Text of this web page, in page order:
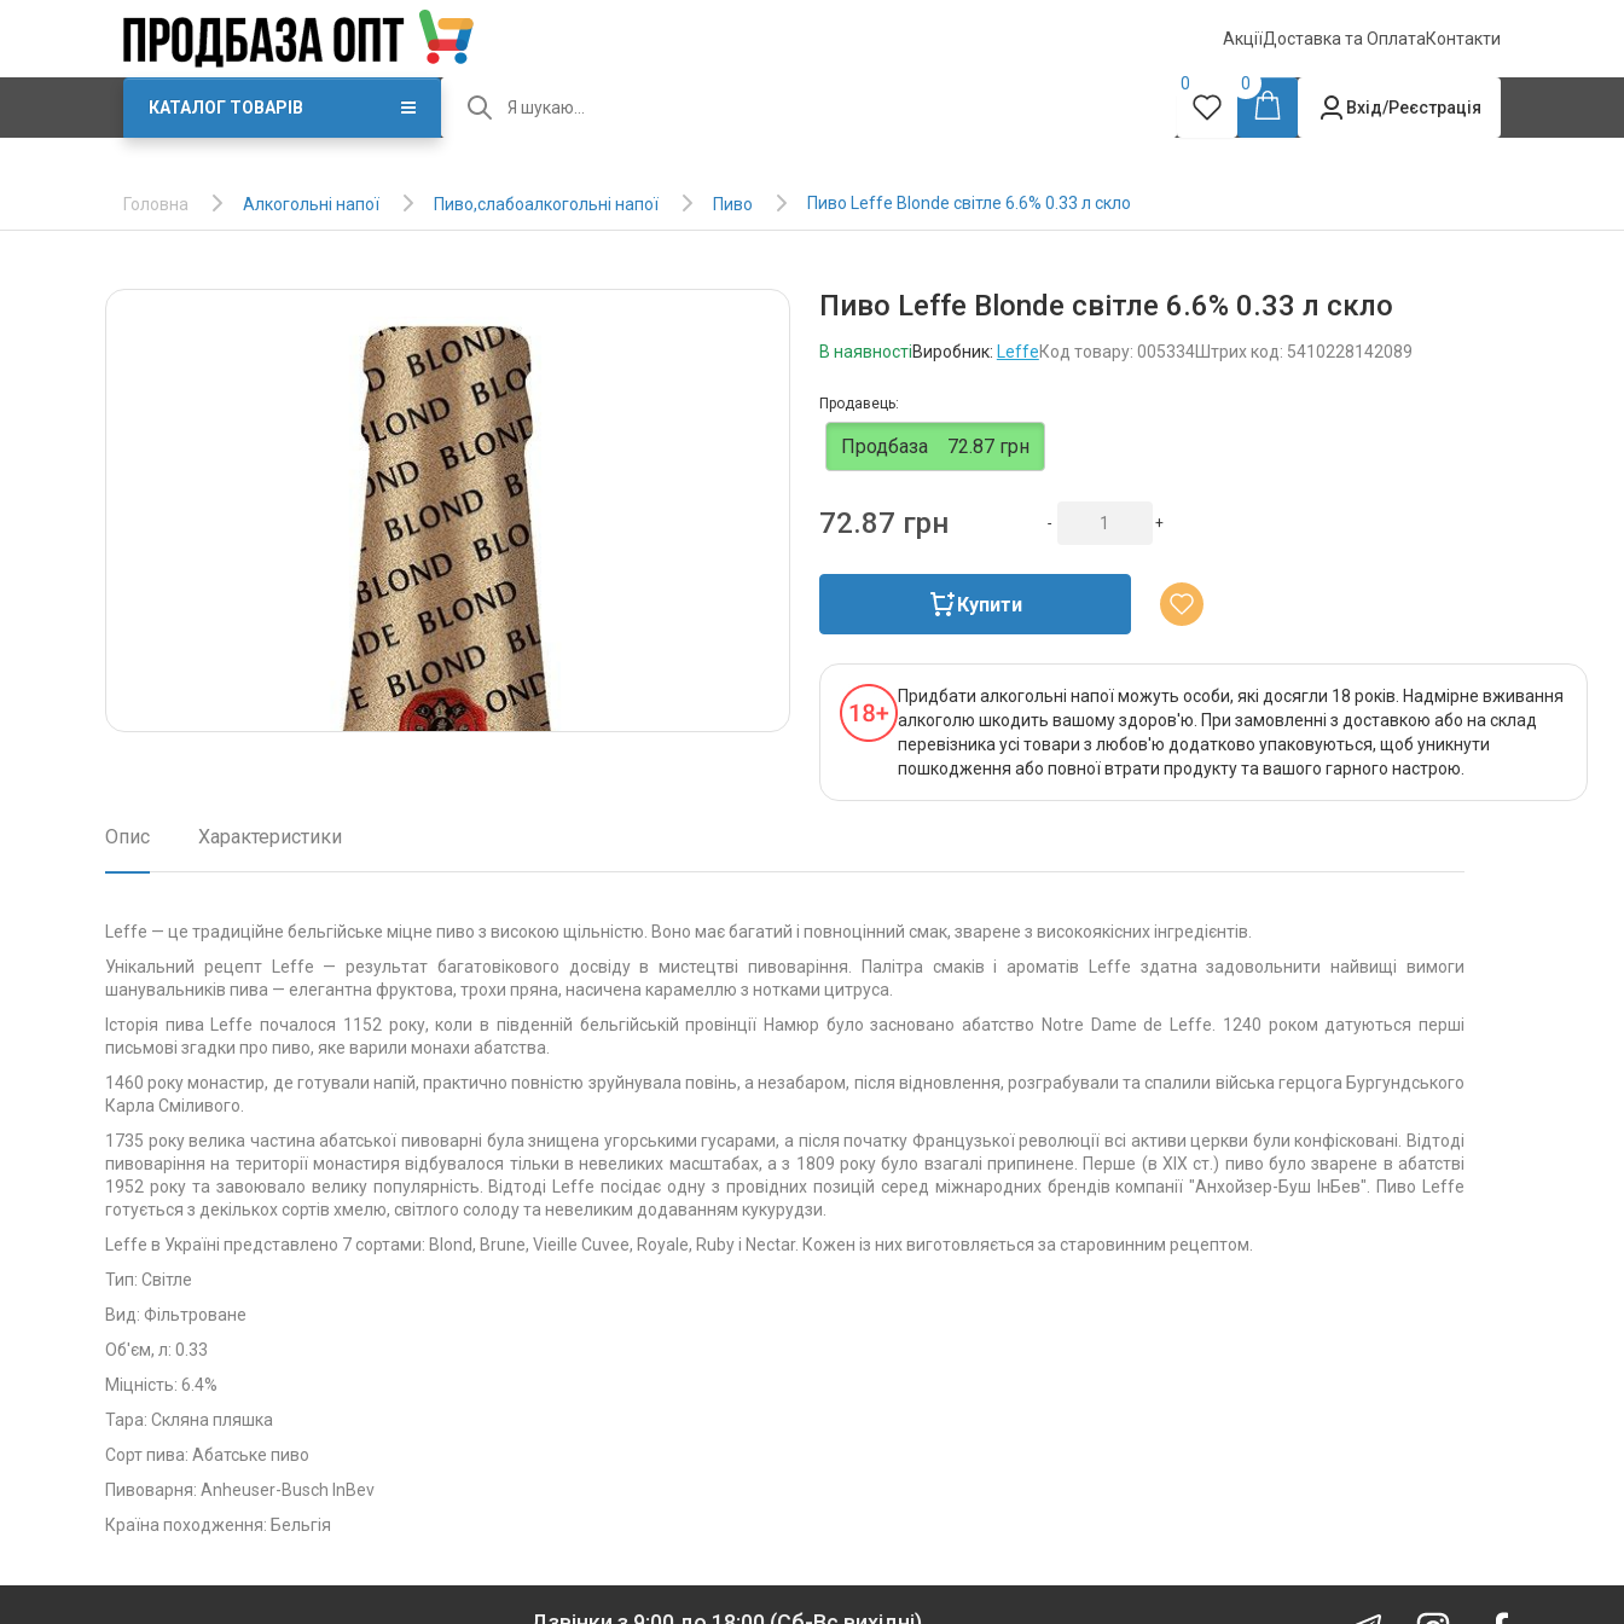
АкціїДоставка та ОплатаКонтакти
КАТАЛОГ ТОВАРІВ
0
0
Вхід/Реєстрація
Головна Алкогольні напої Пиво,слабоалкогольні напої Пиво Пиво Leffe Blonde світле 6.6% 0.33 л скло
Пиво Leffe Blonde світле 6.6% 0.33 л скло
В наявностіВиробник: LeffeКод товару: 005334Штрих код: 5410228142089
Продавець:
Продбаза 72.87 грн
72.87 грн - +
Купити
Придбати алкогольні напої можуть особи, які досягли 18 років. Надмірне вживання
алкоголю шкодить вашому здоров'ю. При замовленні з доставкою або на склад
перевізника усі товари з любов'ю додатково упаковуються, щоб уникнути
пошкодження або повної втрати продукту та вашого гарного настрою.
Опис Характеристики
Leffe — це традиційне бельгійське міцне пиво з високою щільністю. Воно має багатий і повноцінний смак, зварене з високоякісних інгредієнтів.
Унікальний рецепт Leffe — результат багатовікового досвіду в мистецтві пивоваріння. Палітра смаків і ароматів Leffe здатна задовольнити найвищі вимоги
шанувальників пива — елегантна фруктова, трохи пряна, насичена карамеллю з нотками цитруса.
Історія пива Leffe почалося 1152 року, коли в південній бельгійській провінції Намюр було засновано абатство Notre Dame de Leffe. 1240 роком датуються перші
письмові згадки про пиво, яке варили монахи абатства.
1460 року монастир, де готували напій, практично повністю зруйнувала повінь, а незабаром, після відновлення, розграбували та спалили війська герцога Бургундського
Карла Сміливого.
1735 року велика частина абатської пивоварні була знищена угорськими гусарами, а після початку Французької революції всі активи церкви були конфісковані. Відтоді
пивоваріння на території монастиря відбувалося тільки в невеликих масштабах, а з 1809 року було взагалі припинене. Перше (в XIX ст.) пиво було зварене в абатстві
1952 року та завоювало велику популярність. Відтоді Leffe посідає одну з провідних позицій серед міжнародних брендів компанії "Анхойзер-Буш ІнБев". Пиво Leffe
готується з декількох сортів хмелю, світлого солоду та невеликим додаванням кукурудзи.
Leffe в Україні представлено 7 сортами: Blond, Brune, Vieille Cuvee, Royale, Ruby і Nectar. Кожен із них виготовляється за старовинним рецептом.
Тип: Світле
Вид: Фільтроване
Об'єм, л: 0.33
Міцність: 6.4%
Тара: Скляна пляшка
Сорт пива: Абатське пиво
Пивоварня: Anheuser-Busch InBev
Країна походження: Бельгія